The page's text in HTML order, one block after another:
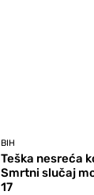
BIH
Teška nesreća
Smrtni slučaj
17